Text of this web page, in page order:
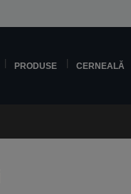
PRODUSE CERNEALĂ